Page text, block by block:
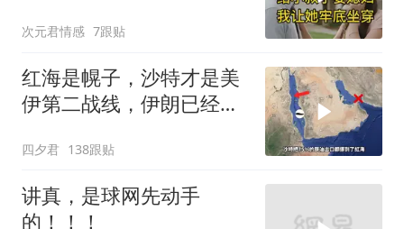
次元君情感 7跟贴
红海是幌子，沙特才是美
伊第二战线，伊朗已经输
四夕君 138跟贴
讲真，是球网先动手
的！！！